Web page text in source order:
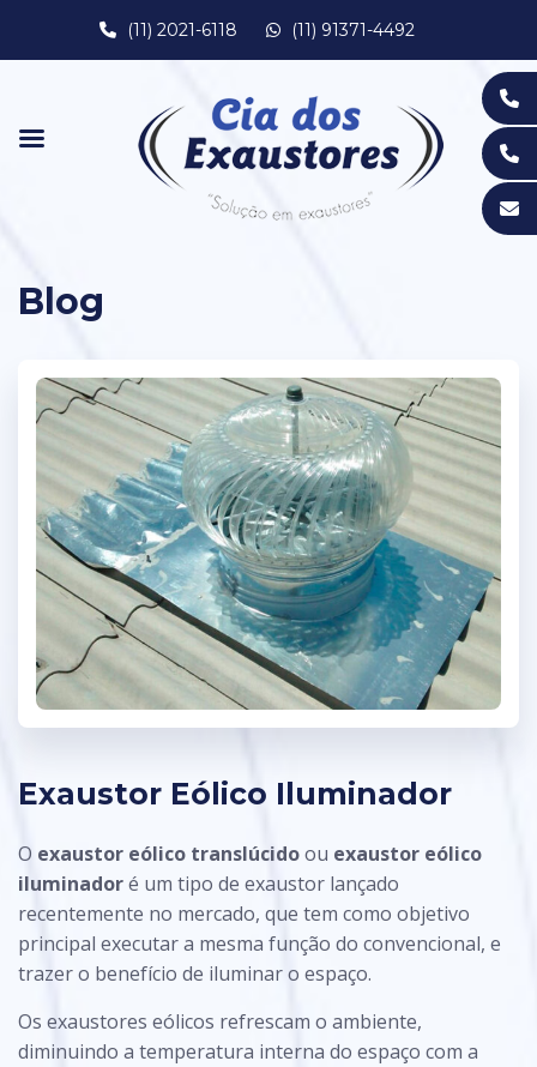
(11) 2021-6118 (11) 91371-4492
Blog
Exaustor Eólico Iluminador
O exaustor eólico translúcidoou exaustor eólico
iluminadoré um tipo de exaustor lançado
recentemente no mercado, que tem como objetivo
principal executar a mesma função do convencional, e
trazer o benefício de iluminar o espaço.
Os exaustores eólicos refrescam o ambiente,
diminuindo a temperatura interna do espaço com a